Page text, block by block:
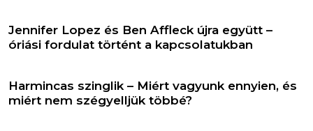
Jennifer Lopez és Ben Affleck újra együtt –
óriási fordulat történt a kapcsolatukban
Harmincas szinglik – Miért vagyunk ennyien, és
miért nem szégyelljük többé?